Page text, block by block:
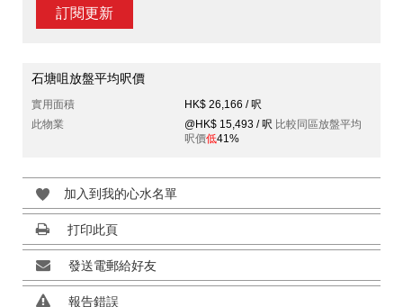
訂閱更新
石塘咀放盤平均呎價
實用面積
HK$ 26,166 / 呎
此物業
@HK$ 15,493 / 呎 比較同區放盤平均
呎價低41%
加入到我的心水名單
打印此頁
發送電郵給好友
報告錯誤